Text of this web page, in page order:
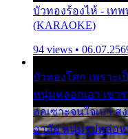
บัวทองร้องไห้ - เท
(KARAOKE)
94 views •
บัวทองโศก เพราะ
หนุ่มหลอกเอา เขา
ออเซาะจนใจเบา ส
อาลัย หนุ่มรูปหล่อห